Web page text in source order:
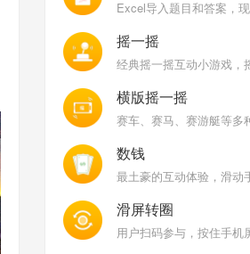
摇一摇
横版摇一摇
数钱
滑屏转圈